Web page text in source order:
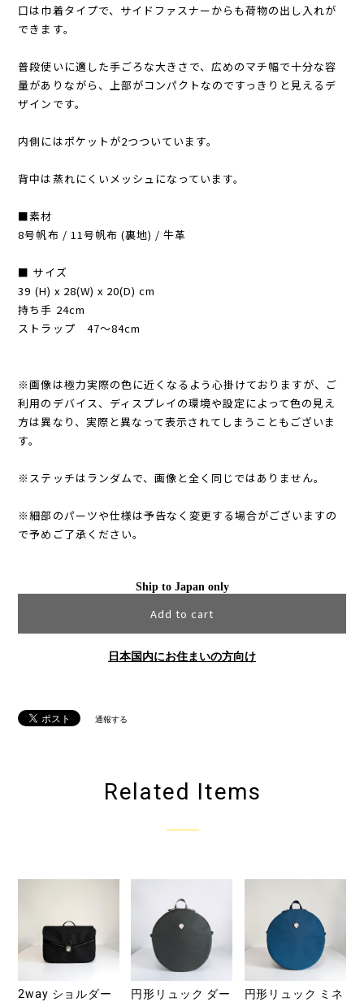
口は巾着タイプで、サイドファスナーからも荷物の出し入れが
できます。
普段使いに適した手ごろな大きさで、広めのマチ幅で十分な容
量がありながら、上部がコンパクトなのですっきりと見えるデ
ザインです。
内側にはポケットが2つついています。
背中は蒸れにくいメッシュになっています。
■素材
8号帆布 / 11号帆布 (裏地) / 牛革
■ サイズ
39 (H) x 28(W) x 20(D) cm
持ち手 24cm
ストラップ 47～84cm
※画像は極力実際の色に近くなるよう心掛けておりますが、ご
利用のデバイス、ディスプレイの環境や設定によって色の見え
方は異なり、実際と異なって表示されてしまうこともございま
す。
※ステッチはランダムで、画像と全く同じではありません。
※細部のパーツや仕様は予告なく変更する場合がございますの
で予めご了承ください。
Ship to Japan only
Add to cart
日本国内にお住まいの方向け
通報する
Related Items
2way ショルダー
円形リュック ダー
円形リュック ミネ